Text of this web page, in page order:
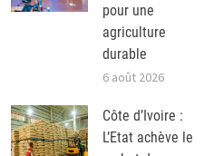
pour une
agriculture
durable
6 août 2026
Côte d’Ivoire :
L’Etat achève le